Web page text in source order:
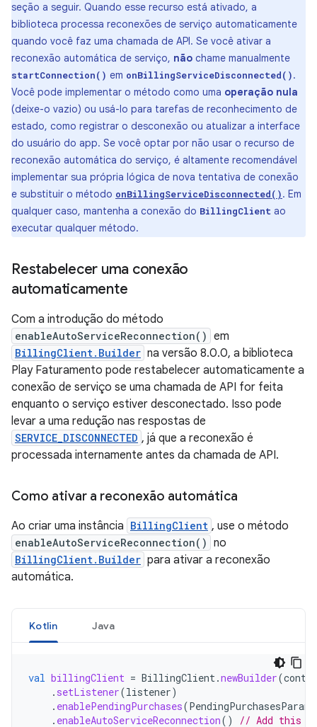
seção a seguir. Quando esse recurso está ativado, a
biblioteca processa reconexões de serviço automaticamente
quando você faz uma chamada de API. Se você ativar a
reconexão automática de serviço, não chame manualmente
startConnection() em onBillingServiceDisconnected().
Você pode implementar o método como uma operação nula
(deixe-o vazio) ou usá-lo para tarefas de reconhecimento de
estado, como registrar o desconexão ou atualizar a interface
do usuário do app. Se você optar por não usar o recurso de
reconexão automática do serviço, é altamente recomendável
implementar sua própria lógica de nova tentativa de conexão
e substituir o método onBillingServiceDisconnected(). Em
qualquer caso, mantenha a conexão do BillingClient ao
executar qualquer método.
Restabelecer uma conexão
automaticamente
Com a introdução do método
enableAutoServiceReconnection() em
BillingClient.Builder na versão 8.0.0, a biblioteca
Play Faturamento pode restabelecer automaticamente a
conexão de serviço se uma chamada de API for feita
enquanto o serviço estiver desconectado. Isso pode
levar a uma redução nas respostas de
SERVICE_DISCONNECTED , já que a reconexão é
processada internamente antes da chamada de API.
Como ativar a reconexão automática
Ao criar uma instância BillingClient , use o método
enableAutoServiceReconnection() no
BillingClient.Builder para ativar a reconexão
automática.
Kotlin Java
val billingClient = BillingClient.newBuilder(
. setListener(listener)
. enablePendingPurchases(PendingPurchasesParams
. enableAutoServiceReconnection() // Add this